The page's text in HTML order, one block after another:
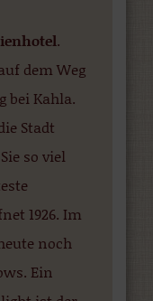
.
dem Weg
bei Kahla.
Stadt
so viel
1926. Im
noch
Ein